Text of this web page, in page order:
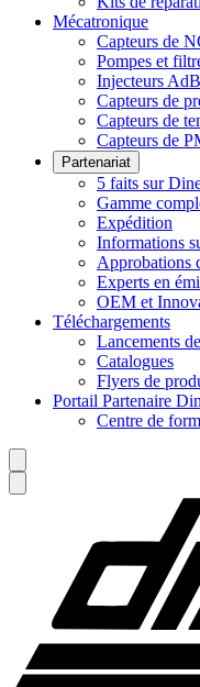
Mécatronique
Capteurs de
Pompes et
Injecteurs
Capteurs de
Capteurs de
Capteurs de
Partenariat
5 faits sur
Gamme
Expédition
Informations
Approbations
Experts en
OEM et
Téléchargements
Lancements
Catalogues
Flyers de
Portail Partenaire
Centre de